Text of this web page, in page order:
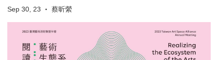
Sep 30, 23 • 蔡昕縈